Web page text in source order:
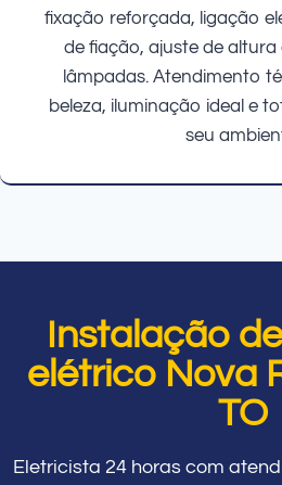
fixação reforçada, ligação
de fiação, ajuste de
lâmpadas. Atendimento
beleza, iluminação ideal e
seu
Instalação
elétrico Nova
TO
Eletricista 24 horas com